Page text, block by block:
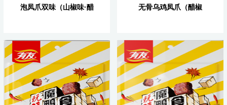
泡凤爪双味（山椒味·醋
无骨乌鸡凤爪（醋椒